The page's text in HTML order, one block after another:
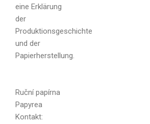
eine Erklärung
der
Produktionsgeschichte
und der
Papierherstellung.
Ruční papírna
Papyrea
Kontakt:
Email
Nachricht